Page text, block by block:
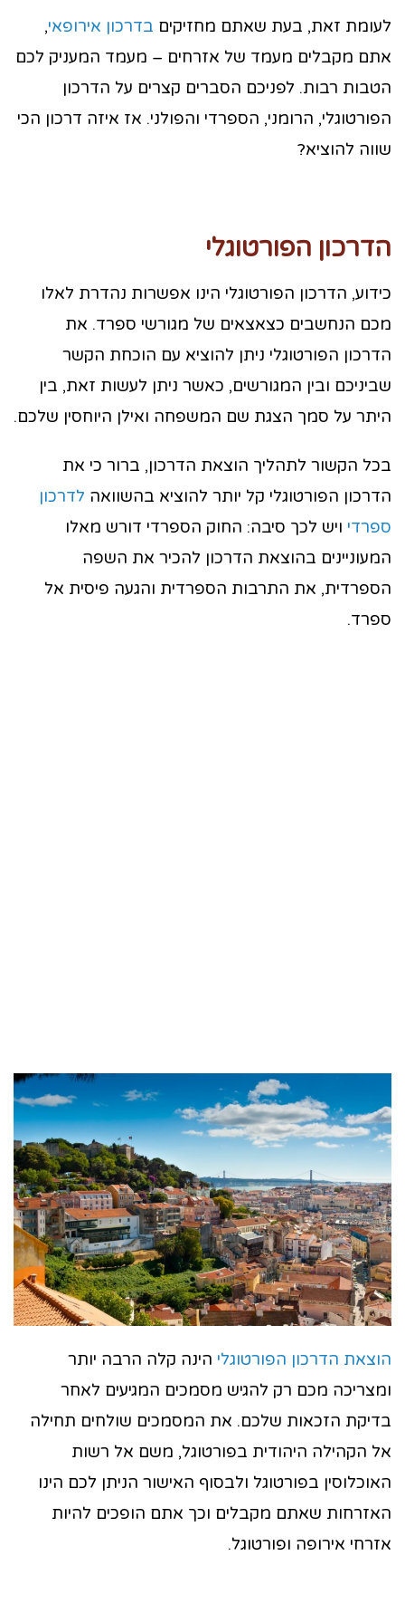
לעומת זאת, בעת שאתם מחזיקים בדרכון אירופאי,
אתם מקבלים מעמד של אזרחים – מעמד המעניק לכם
הטבות רבות. לפניכם הסברים קצרים על הדרכון
הפורטוגלי, הרומני, הספרדי והפולני. אז איזה דרכון הכי
שווה להוציא?
הדרכון הפורטוגלי
כידוע, הדרכון הפורטוגלי הינו אפשרות נהדרת לאלו
מכם הנחשבים כצאצאים של מגורשי ספרד. את
הדרכון הפורטוגלי ניתן להוציא עם הוכחת הקשר
שביניכם ובין המגורשים, כאשר ניתן לעשות זאת, בין
היתר על סמך הצגת שם המשפחה ואילן היוחסין שלכם.
בכל הקשור לתהליך הוצאת הדרכון, ברור כי את
הדרכון הפורטוגלי קל יותר להוציא בהשוואה לדרכון
ספרדי ויש לכך סיבה: החוק הספרדי דורש מאלו
המעוניינים בהוצאת הדרכון להכיר את השפה
הספרדית, את התרבות הספרדית והגעה פיסית אל
ספרד.
הוצאת הדרכון הפורטוגלי הינה קלה הרבה יותר
ומצריכה מכם רק להגיש מסמכים המגיעים לאחר
בדיקת הזכאות שלכם. את המסמכים שולחים תחילה
אל הקהילה היהודית בפורטוגל, משם אל רשות
האוכלוסין בפורטוגל ולבסוף האישור הניתן לכם הינו
האזרחות שאתם מקבלים וכך אתם הופכים להיות
אזרחי אירופה ופורטוגל.